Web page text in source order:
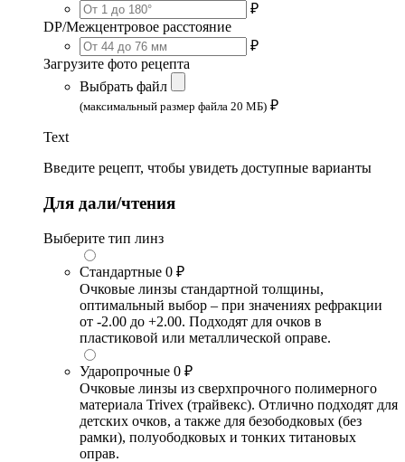
₽
DP/Межцентровое расстояние
₽
Загрузите фото рецепта
Выбрать файл
(максимальный размер файла 20 МБ) ₽
Text
Введите рецепт, чтобы увидеть доступные варианты
Для дали/чтения
Выберите тип линз
Стандартные 0 ₽
Очковые линзы стандартной толщины,
оптимальный выбор – при значениях рефракции
от -2.00 до +2.00. Подходят для очков в
пластиковой или металлической оправе.
Ударопрочные 0 ₽
Очковые линзы из сверхпрочного полимерного
материала Trivex (трайвекс). Отлично подходят для
детских очков, а также для безободковых (без
рамки), полуободковых и тонких титановых
оправ.